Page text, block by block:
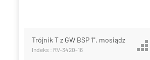
Trójnik T z GW BSP 1", mosiądz
Indeks : RV-3420-16